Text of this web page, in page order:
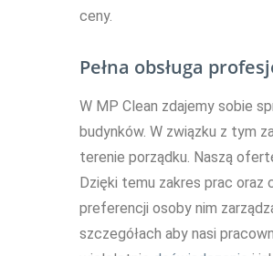
ceny.
Pełna obsługa
W MP Clean zdajemy sobie
budynków. W związku z tym
terenie porządku. Naszą
Dzięki temu zakres prac
preferencji osoby nim
szczegółach aby nasi